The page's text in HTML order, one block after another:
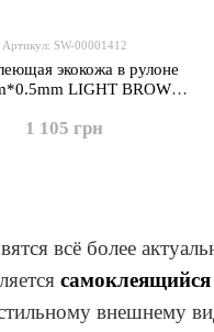
всё более
внешнему
Артикул: SW-00001412
экокожа в рулоне
LIGHT BROWN
1 105 грн